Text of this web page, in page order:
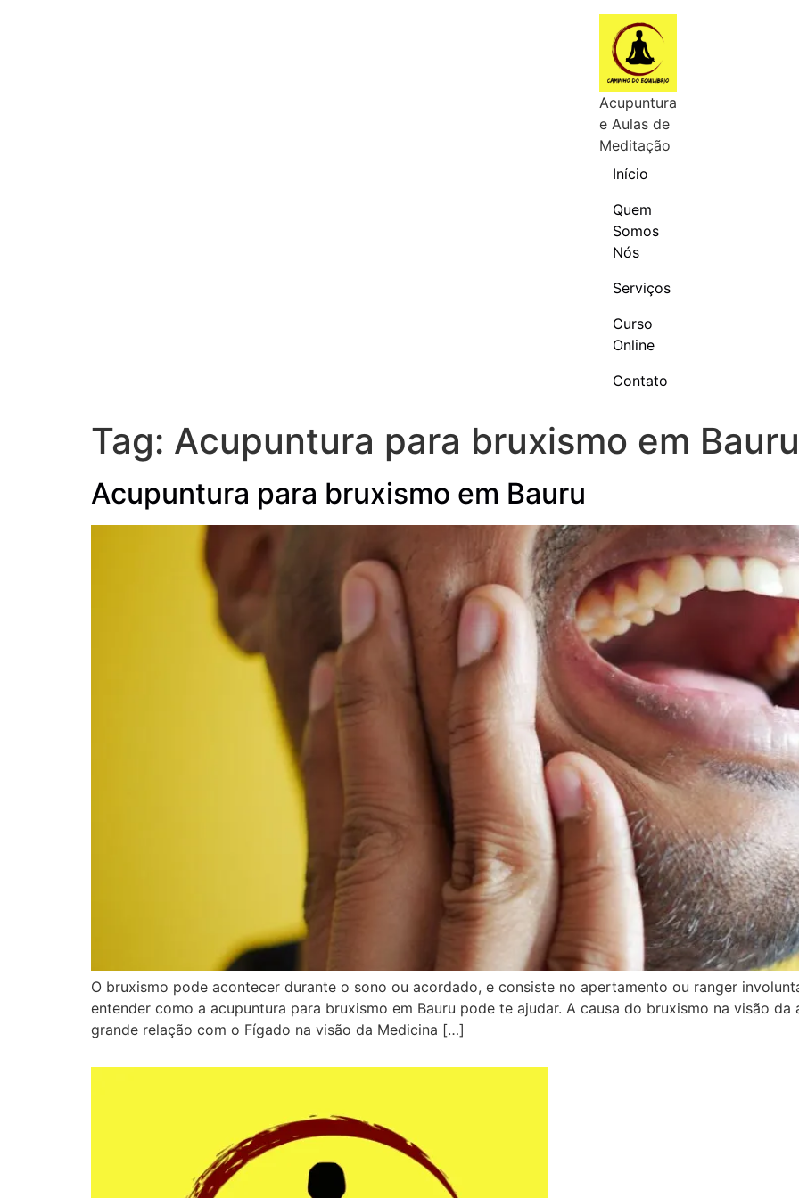
Acupuntura
e Aulas de
Meditação
Início
Quem
Somos
Nós
Serviços
Curso
Online
Contato
Tag: Acupuntura para bruxismo em Bauru
Acupuntura para bruxismo em Bauru
O bruxismo pode acontecer durante o sono ou acordado, e consiste no apertamento ou ranger
entender como a acupuntura para bruxismo em Bauru pode te ajudar. A causa do bruxismo na visão
grande relação com o Fígado na visão da Medicina […]